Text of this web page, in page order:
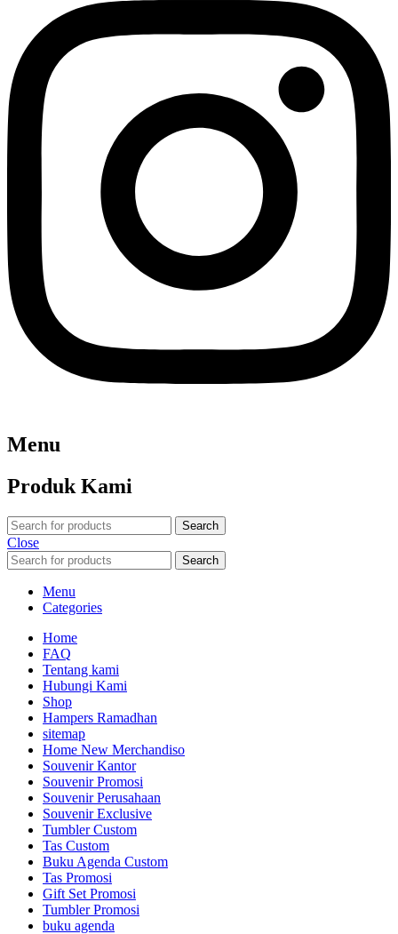
Menu
Produk Kami
Search
Close
Search
Menu
Categories
Home
FAQ
Tentang kami
Hubungi Kami
Shop
Hampers Ramadhan
sitemap
Home New Merchandiso
Souvenir Kantor
Souvenir Promosi
Souvenir Perusahaan
Souvenir Exclusive
Tumbler Custom
Tas Custom
Buku Agenda Custom
Tas Promosi
Gift Set Promosi
Tumbler Promosi
buku agenda